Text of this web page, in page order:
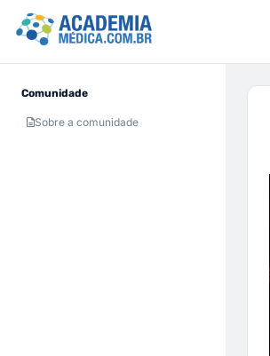
Comunidade
Sobre a comunidade